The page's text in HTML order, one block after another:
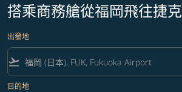
搭乘商務艙從福岡飛往捷克
出發地
flight_takeoff
目的地